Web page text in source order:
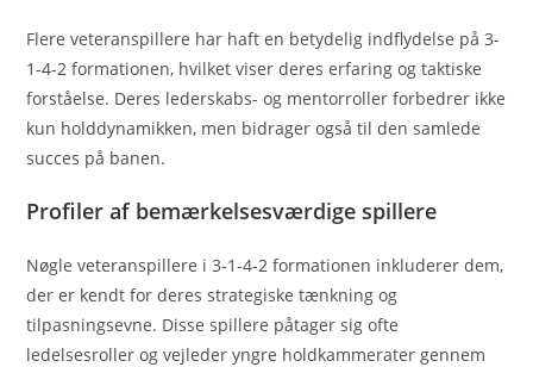
Flere veteranspillere har haft en betydelig indflydelse på 3-
1-4-2 formationen, hvilket viser deres erfaring og taktiske
forståelse. Deres lederskabs- og mentorroller forbedrer ikke
kun holddynamikken, men bidrager også til den samlede
succes på banen.
Profiler af bemærkelsesværdige spillere
Nøgle veteranspillere i 3-1-4-2 formationen inkluderer dem,
der er kendt for deres strategiske tænkning og
tilpasningsevne. Disse spillere påtager sig ofte
ledelsesroller og vejleder yngre holdkammerater gennem